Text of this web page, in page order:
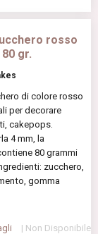
rosso
gr.
di colore rosso
per decorare
cakepops.
4 mm, la
80 grammi
zucchero,
gomma
| Non Disponibile